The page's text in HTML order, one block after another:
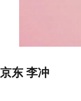
京东 李冲